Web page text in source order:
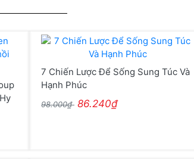
7 Chiến Lược Để Sống Sung Túc Và
Hạnh Phúc
98.000₫ 86.240₫